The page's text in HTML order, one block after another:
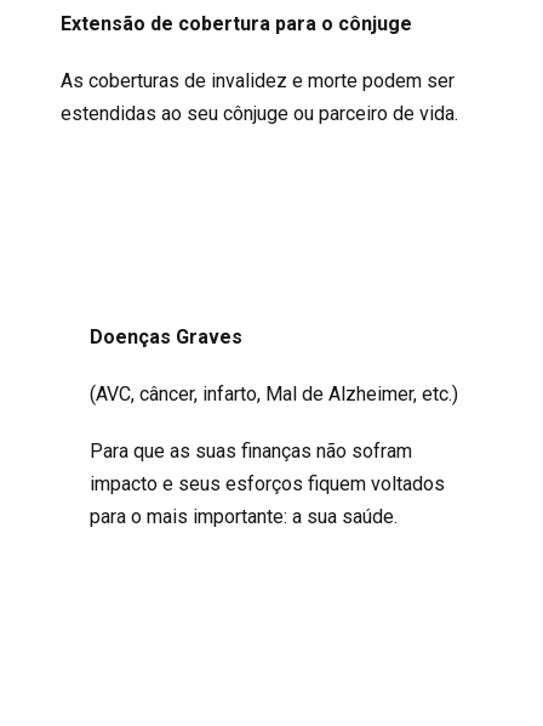
Extensão de cobertura para o cônjuge
As coberturas de invalidez e morte podem ser
estendidas ao seu cônjuge ou parceiro de vida.
Doenças Graves
(AVC, câncer, infarto, Mal de Alzheimer, etc.)
Para que as suas finanças não sofram
impacto e seus esforços fiquem voltados
para o mais importante: a sua saúde.